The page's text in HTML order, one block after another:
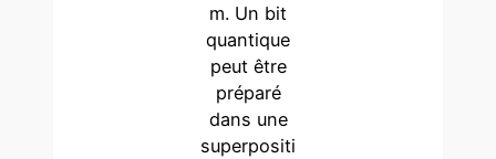
m. Un bit
quantique
peut être
préparé
dans une
superpositi